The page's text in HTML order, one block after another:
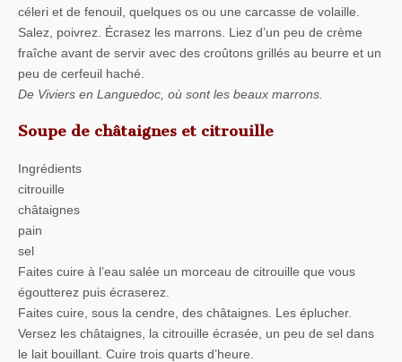
céleri et de fenouil, quelques os ou une carcasse de volaille.
Salez, poivrez. Écrasez les marrons. Liez d’un peu de crème
fraîche avant de servir avec des croûtons grillés au beurre et un
peu de cerfeuil haché.
De Viviers en Languedoc, où sont les beaux marrons.
Soupe de châtaignes et citrouille
Ingrédients
citrouille
châtaignes
pain
sel
Faites cuire à l’eau salée un morceau de citrouille que vous
égoutterez puis écraserez.
Faites cuire, sous la cendre, des châtaignes. Les éplucher.
Versez les châtaignes, la citrouille écrasée, un peu de sel dans
le lait bouillant. Cuire trois quarts d’heure.